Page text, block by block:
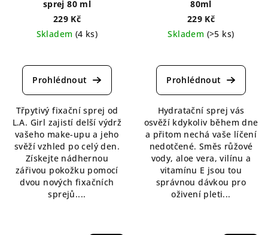
sprej 80 ml
229 Kč
Skladem (4 ks)
hodnocení
produktu
z
5
hvězdiček.
Třpytivý fixační sprej od
L.A. Girl zajistí delší výdrž
vašeho make-upu a jeho
svěží vzhled po celý den.
Získejte nádhernou
zářivou pokožku pomocí
dvou nových fixačních
sprejů....
80ml
229 Kč
Skladem (>5 ks)
hodnocení
produktu
z
5
hvězdiček.
Hydratační sprej vás
osvěží kdykoliv během dne
a přitom nechá vaše líčení
nedotčené. Směs růžové
vody, aloe vera, vilínu a
vitamínu E jsou tou
správnou dávkou pro
oživení pleti...